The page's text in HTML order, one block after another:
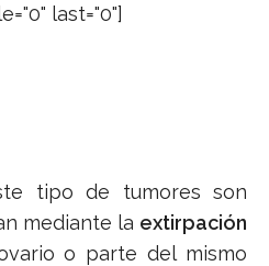
last="0"]
tipo de tumores son
mediante la extirpación
o parte del mismo